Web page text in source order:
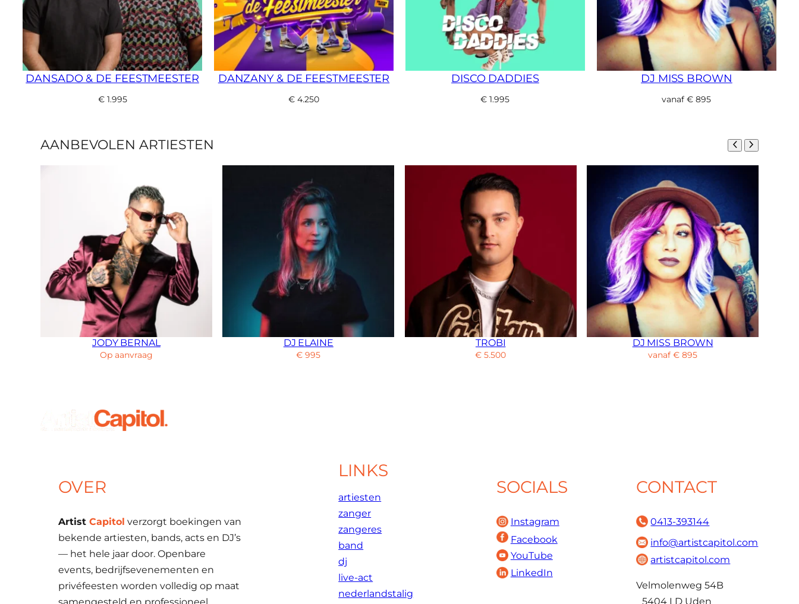
DANSADO & DE FEESTMEESTER
€1.995
DANZANY & DE FEESTMEESTER
€ 4.250
DISCO DADDIES
€ 1.995
DJ MISS BROWN
vanaf€ 895
AANBEVOLEN ARTIESTEN
JODY BERNAL
Op aanvraag
DJ ELAINE
€ 995
TROBI
€ 5.500
DJ MISS BROWN
vanaf€ 895
OVER
Artist Capitol verzorgt boekingen van
bekende artiesten, bands, acts en DJ’s
— het hele jaar door. Openbare
events, bedrijfsevenementen en
privéfeesten worden volledig op maat
LINKS
artiesten
zanger
zangeres
band
dj
live-act
nederlandstalig
SOCIALS
Instagram
Facebook
YouTube
LinkedIn
CONTACT
0413-393144
info@artistcapitol.com
artistcapitol.com
Velmolenweg 54B
5404 LD Uden